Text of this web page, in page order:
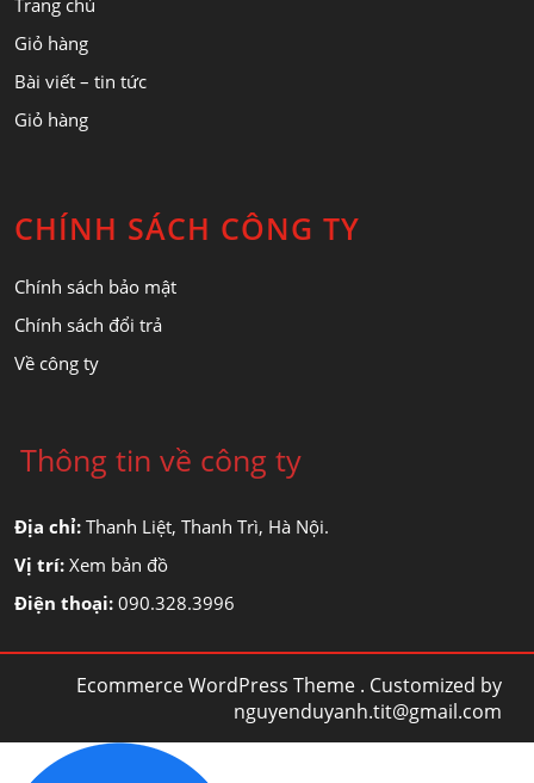
Trang chủ
Giỏ hàng
Bài viết – tin tức
Giỏ hàng
CHÍNH SÁCH CÔNG TY
Chính sách bảo mật
Chính sách đổi trả
Về công ty
Thông tin về công ty
Địa chỉ: Thanh Liệt, Thanh Trì, Hà Nội.
Vị trí: Xem bản đồ
Điện thoại: 090.328.3996
Ecommerce WordPress Theme . Customized by
nguyenduyanh.tit@gmail.com
Scroll